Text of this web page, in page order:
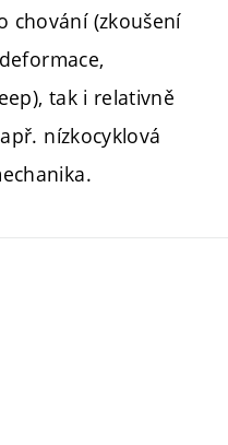
chování (zkoušení
tak i relativně
nízkocyklová